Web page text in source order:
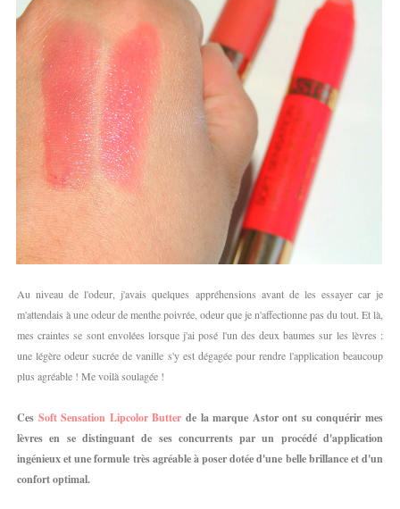
Au niveau de l'odeur, j'avais quelques appréhensions avant de les essayer car je
m'attendais à une odeur de menthe poivrée, odeur que je n'affectionne pas du tout. Et là,
mes craintes se sont envolées lorsque j'ai posé l'un des deux baumes sur les lèvres :
une légère odeur sucrée de vanille s'y est dégagée pour rendre l'application beaucoup
plus agréable ! Me voilà soulagée !
Ces Soft Sensation Lipcolor Butter de la marque Astor ont su conquérir mes
lèvres en se distinguant de ses concurrents par un procédé d'application
ingénieux et une formule très agréable à poser dotée d'une belle brillance et d'un
confort optimal.